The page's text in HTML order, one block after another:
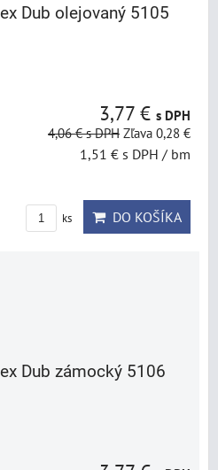
Dub olejovaný 5105
3,77 € s DPH
4,06 €s DPH Zľava 0,28 €
1,51 € s DPH / bm
ks DO KOŠÍKA
Dub zámocký 5106